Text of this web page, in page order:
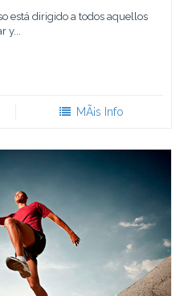
está dirigido a todos aquellos
y...
MÃ¡s Info